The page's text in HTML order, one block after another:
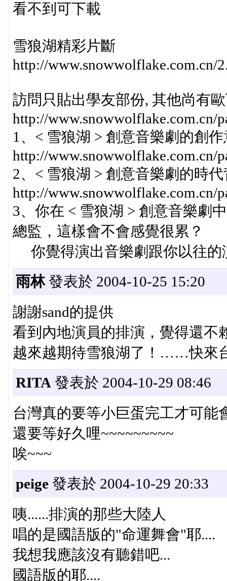
看不到可下載
雪狼湖精彩片斷
http://www.snowwolflake.com.cn/
訪問只貼出學友部份, 其他尚有
http://www.snowwolflake.com.cn/
1、< 雪狼湖 > 創意音樂劇的創
http://www.snowwolflake.com.cn/
2、< 雪狼湖 > 創意音樂劇的時
http://www.snowwolflake.com.cn/
3、你在 < 雪狼湖 > 創意音樂劇
總監，這樣會不會感覺很累？
你覺得演出音樂劇跟你以往的
雨林發表於 2004-10-25 15:20
謝謝sand的提供
看到內地演員的排演，覺得還不
越來越期待雪狼湖了！……快來
RITA發表於 2004-10-29 08:46
台灣真的要等小巨蛋完工才可能
還要等好久哩~~~~~~~~~
唉~~~
peige發表於 2004-10-29 20:33
咦......排演的那些大陸人
唱的是國語版的"命運舞會"耶....
我想我應該沒有聽錯吧...
國語版的耶....